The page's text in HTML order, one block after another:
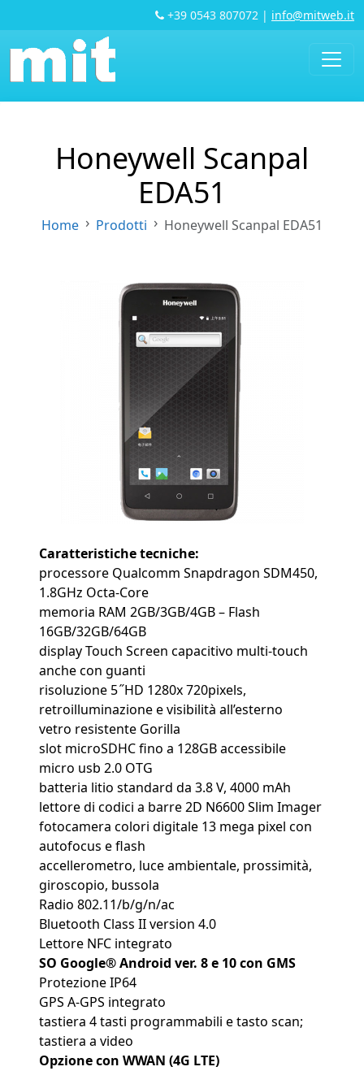
+39 0543 807072 | info@mitweb.it
Honeywell Scanpal
EDA51
Home Prodotti Honeywell Scanpal EDA51
Caratteristiche tecniche:
processore Qualcomm Snapdragon SDM450,
1.8GHz Octa-Core
memoria RAM 2GB/3GB/4GB – Flash
16GB/32GB/64GB
display Touch Screen capacitivo multi-touch
anche con guanti
risoluzione 5 ̋ HD 1280x 720pixels,
retroilluminazione e visibilità all’esterno
vetro resistente Gorilla
slot microSDHC fino a 128GB accessibile
micro usb 2.0 OTG
batteria litio standard da 3.8 V, 4000 mAh
lettore di codici a barre 2D N6600 Slim Imager
fotocamera colori digitale 13 mega pixel con
autofocus e flash
accellerometro, luce ambientale, prossimità,
giroscopio, bussola
Radio 802.11/b/g/n/ac
Bluetooth Class II version 4.0
Lettore NFC integrato
SO Google® Android ver. 8 e 10 con GMS
Protezione IP64
GPS A-GPS integrato
tastiera 4 tasti programmabili e tasto scan;
tastiera a video
Opzione con WWAN (4G LTE)